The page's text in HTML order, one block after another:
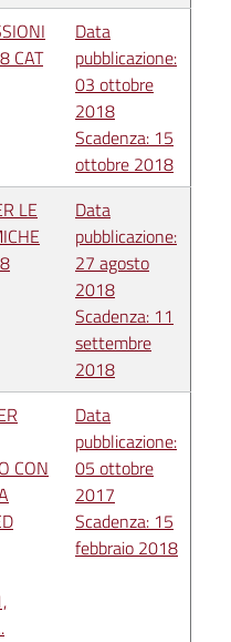
CAT
Data
pubblicazione:
03 ottobre
2018
Scadenza: 15
ottobre 2018
LE
Data
pubblicazione:
27 agosto
2018
Scadenza: 11
settembre
2018
CON
Data
pubblicazione:
05 ottobre
2017
Scadenza: 15
febbraio 2018